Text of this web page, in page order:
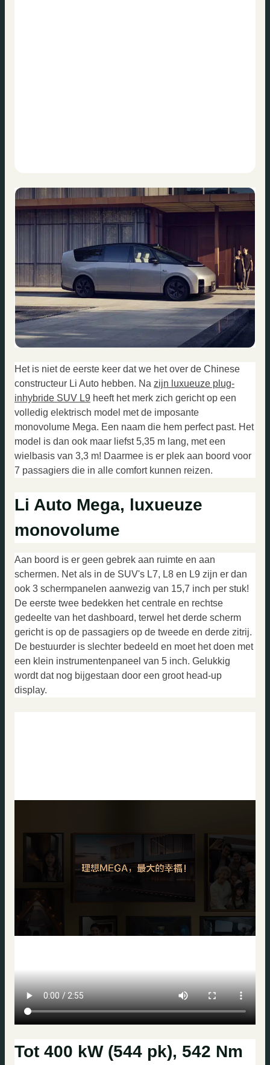
Het is niet de eerste keer dat we het over de Chinese
constructeur Li Auto hebben. Na zijn luxueuze plug-
inhybride SUV L9 heeft het merk zich gericht op een
volledig elektrisch model met de imposante
monovolume Mega. Een naam die hem perfect past. Het
model is dan ook maar liefst 5,35 m lang, met een
wielbasis van 3,3 m! Daarmee is er plek aan boord voor
7 passagiers die in alle comfort kunnen reizen.
Li Auto Mega, luxueuze
monovolume
Aan boord is er geen gebrek aan ruimte en aan
schermen. Net als in de SUV's L7, L8 en L9 zijn er dan
ook 3 schermpanelen aanwezig van 15,7 inch per stuk!
De eerste twee bedekken het centrale en rechtse
gedeelte van het dashboard, terwel het derde scherm
gericht is op de passagiers op de tweede en derde zitrij.
De bestuurder is slechter bedeeld en moet het doen met
een klein instrumentenpaneel van 5 inch. Gelukkig
wordt dat nog bijgestaan door een groot head-up
display.
Tot 400 kW (544 pk), 542 Nm